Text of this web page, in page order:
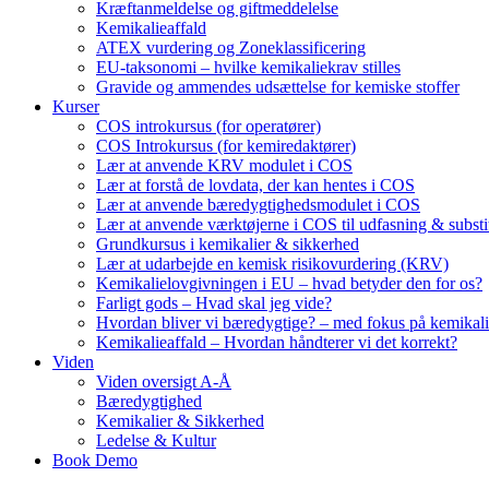
Kræftanmeldelse og giftmeddelelse
Kemikalieaffald
ATEX vurdering og Zoneklassificering
EU-taksonomi – hvilke kemikaliekrav stilles
Gravide og ammendes udsættelse for kemiske stoffer
Kurser
COS introkursus (for operatører)
COS Introkursus (for kemiredaktører)
Lær at anvende KRV modulet i COS
Lær at forstå de lovdata, der kan hentes i COS
Lær at anvende bæredygtighedsmodulet i COS
Lær at anvende værktøjerne i COS til udfasning &
Grundkursus i kemikalier & sikkerhed
Lær at udarbejde en kemisk risikovurdering (KRV)
Kemikalielovgivningen i EU – hvad betyder den for os?
Farligt gods – Hvad skal jeg vide?
Hvordan bliver vi bæredygtige? – med fokus på
Kemikalieaffald – Hvordan håndterer vi det korrekt?
Viden
Viden oversigt A-Å
Bæredygtighed
Kemikalier & Sikkerhed
Ledelse & Kultur
Book Demo